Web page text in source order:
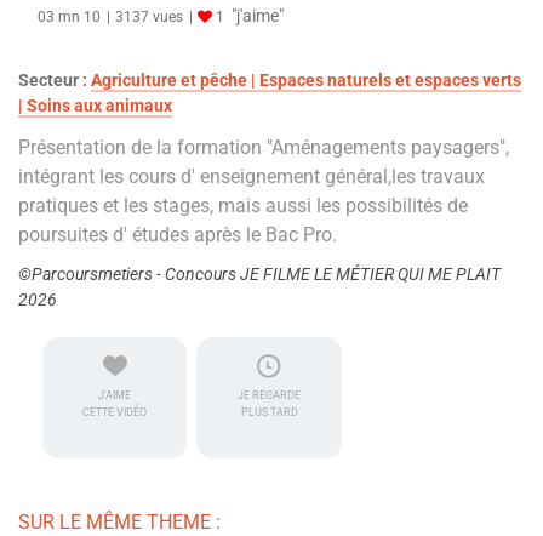
03 mn 10 3137 vues 1 "j'aime"
Secteur : Agriculture et pêche | Espaces naturels et espaces verts
| Soins aux animaux
Présentation de la formation "Aménagements paysagers",
intégrant les cours d' enseignement général,les travaux
pratiques et les stages, mais aussi les possibilités de
poursuites d' études après le Bac Pro.
©Parcoursmetiers - Concours JE FILME LE MÉTIER QUI ME PLAIT
2026
J'AIME
CETTE VIDÉO
JE REGARDE
PLUS TARD
SUR LE MÊME THEME :